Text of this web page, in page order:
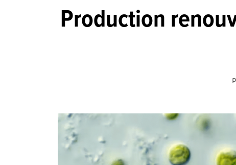
Production